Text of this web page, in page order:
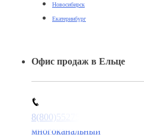
Новосибирск
Екатеринбург
Офис продаж в Ельце
8(800)5527584
многоканальный